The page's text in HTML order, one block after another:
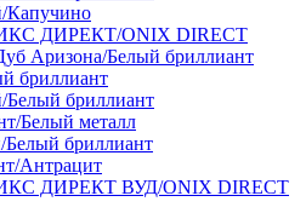
Капучино
ДИРЕКТ/ONIX DIRECT
Аризона/Белый бриллиант
бриллиант
Белый бриллиант
Белый металл
Белый бриллиант
Антрацит
ДИРЕКТ ВУД/ONIX DIRECT